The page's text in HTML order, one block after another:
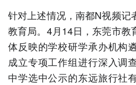
针对上述情况，南都N视频记
教育局。4月14日，东莞市教
体反映的学校研学承办机构
成立专项工作组进行深入调
中学选中公示的东远旅行社